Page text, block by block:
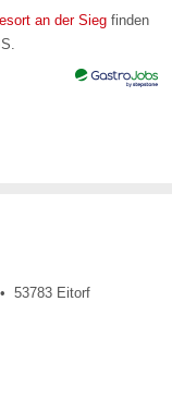
an der Sieg finden
53783 Eitorf